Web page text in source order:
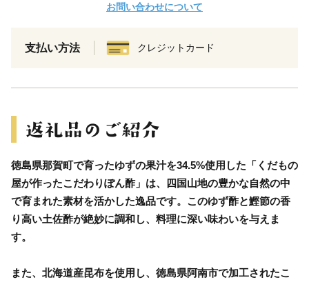
お問い合わせについて
支払い方法 クレジットカード
徳島県那賀町で育ったゆずの果汁を34.5%使用した「くだもの
屋が作ったこだわりぽん酢」は、四国山地の豊かな自然の中
で育まれた素材を活かした逸品です。このゆず酢と鰹節の香
り高い土佐酢が絶妙に調和し、料理に深い味わいを与えま
す。
また、北海道産昆布を使用し、徳島県阿南市で加工されたこ